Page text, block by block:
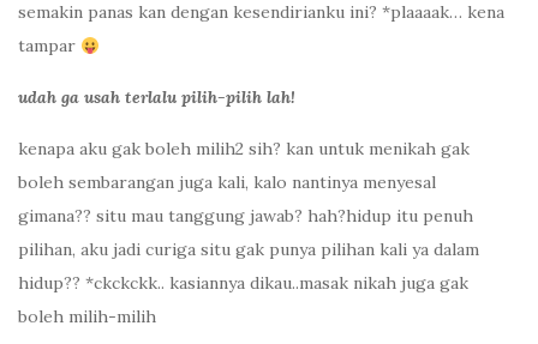
semakin panas kan dengan kesendirianku ini? *plaaaak… kena
tampar
udah ga usah terlalu pilih-pilih lah!
kenapa aku gak boleh milih2 sih? kan untuk menikah gak
boleh sembarangan juga kali, kalo nantinya menyesal
gimana?? situ mau tanggung jawab? hah?hidup itu penuh
pilihan, aku jadi curiga situ gak punya pilihan kali ya dalam
hidup?? *ckckckk.. kasiannya dikau..masak nikah juga gak
boleh milih-milih